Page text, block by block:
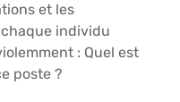
et les
individu
: Quel est
poste ?